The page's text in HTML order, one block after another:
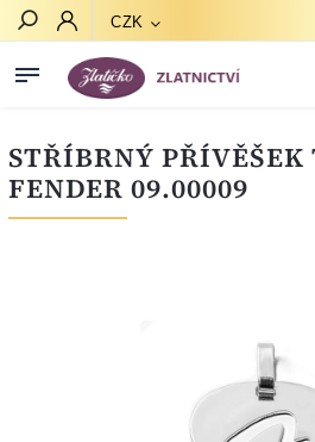
CZK
STŘÍBRNÝ PŘÍVĚŠEK
FENDER 09.00009